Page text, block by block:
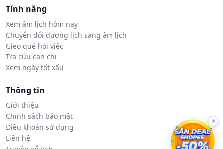
Tính năng
Xem âm lịch hôm nay
Chuyển đổi dương lịch sang âm lịch
Gieo quẻ hỏi việc
Tra cứu can chi
Xem ngày tốt xấu
Thông tin
Giới thiệu
Chính sách bảo mật
Điều khoản sử dụng
Liên hệ
×